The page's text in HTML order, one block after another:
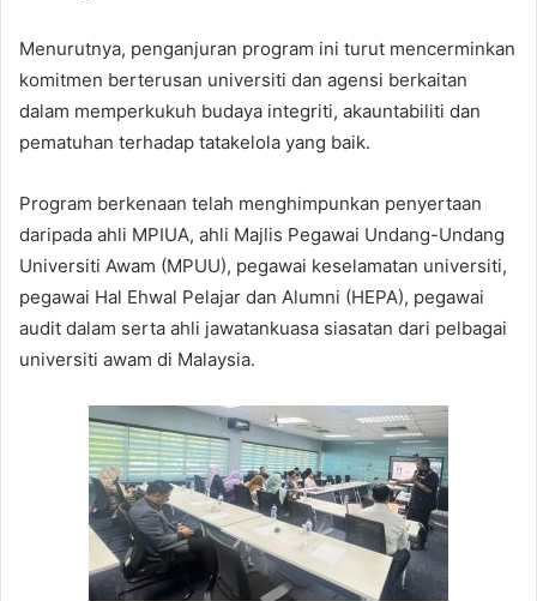
Menurutnya, penganjuran program ini turut mencerminkan
komitmen berterusan universiti dan agensi berkaitan
dalam memperkukuh budaya integriti, akauntabiliti dan
pematuhan terhadap tatakelola yang baik.
Program berkenaan telah menghimpunkan penyertaan
daripada ahli MPIUA, ahli Majlis Pegawai Undang-Undang
Universiti Awam (MPUU), pegawai keselamatan universiti,
pegawai Hal Ehwal Pelajar dan Alumni (HEPA), pegawai
audit dalam serta ahli jawatankuasa siasatan dari pelbagai
universiti awam di Malaysia.